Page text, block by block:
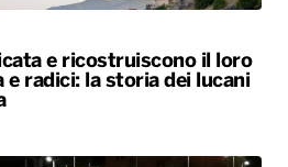
e ricostruiscono il loro
radici: la storia dei lucani